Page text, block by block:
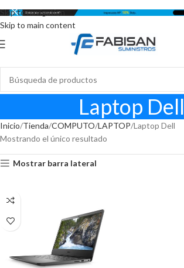
Skip to navigation
Skip to main content
Laptop Dell
Inicio Tienda COMPUTO LAPTOP Laptop Dell
Mostrando el único resultado
Mostrar barra lateral